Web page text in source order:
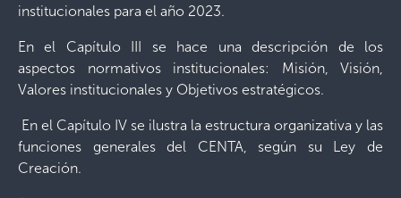
institucionales para el año 2023.
En el Capítulo III se hace una descripción de los
aspectos normativos institucionales: Misión, Visión,
Valores institucionales y Objetivos estratégicos.
En el Capítulo IV se ilustra la estructura organizativa y las
funciones generales del CENTA, según su Ley de
Creación.